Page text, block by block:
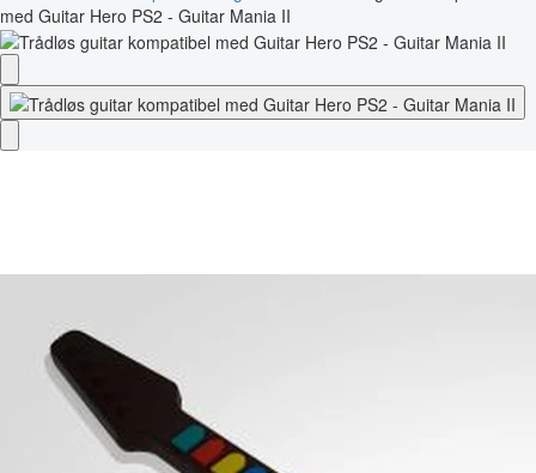
med Guitar Hero PS2 - Guitar Mania II